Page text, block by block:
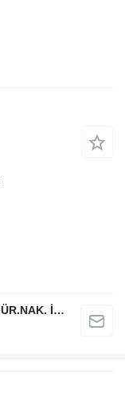
ERDALLAR TARIMSAL MAKİNA PETROL ÜR.NAK. İNŞ. HAYV. SAN. VE TİC. LTD ŞTİ